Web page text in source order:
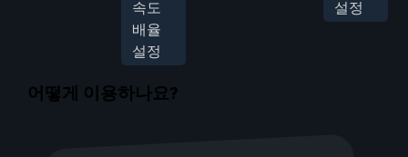
속도
배율
설정
설정
어떻게 이용하나요?